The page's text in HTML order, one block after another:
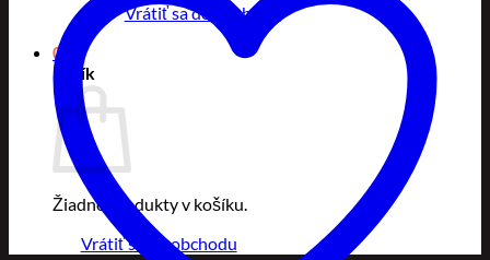
Vrátiť sa do obchodu
0
Košík
Žiadne produkty v košíku.
Vrátiť sa do obchodu